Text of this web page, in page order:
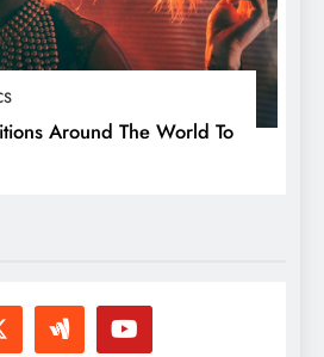
Around The World To